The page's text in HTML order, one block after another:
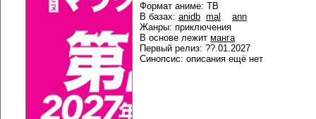
Формат аниме: ТВ
В базах: anidb mal
ann
Жанры: приключения
В основе лежит манга
Первый релиз: ??.01.2027
Синопсис: описания ещё нет